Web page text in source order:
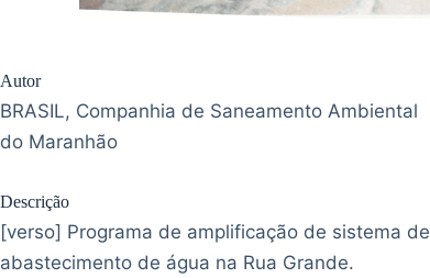
Autor
BRASIL, Companhia de Saneamento Ambiental
do Maranhão
Descrição
[verso] Programa de amplificação de sistema de
abastecimento de água na Rua Grande.